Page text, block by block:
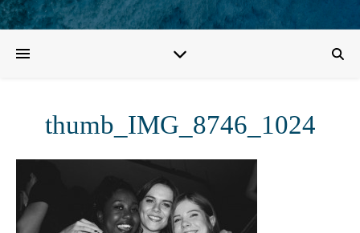
thumb_IMG_8746_1024